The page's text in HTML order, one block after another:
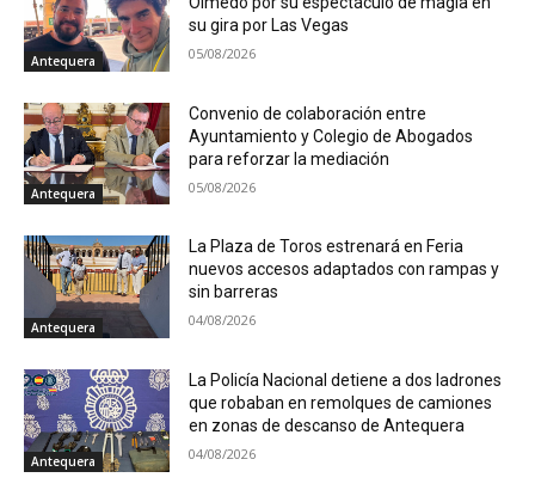
Antequera
su gira por Las Vegas
05/08/2026
Antequera
Convenio de colaboración entre
Ayuntamiento y Colegio de Abogados
para reforzar la mediación
05/08/2026
Antequera
La Plaza de Toros estrenará en Feria
nuevos accesos adaptados con rampas y
sin barreras
04/08/2026
Antequera
La Policía Nacional detiene a dos ladrones
que robaban en remolques de camiones
en zonas de descanso de Antequera
04/08/2026